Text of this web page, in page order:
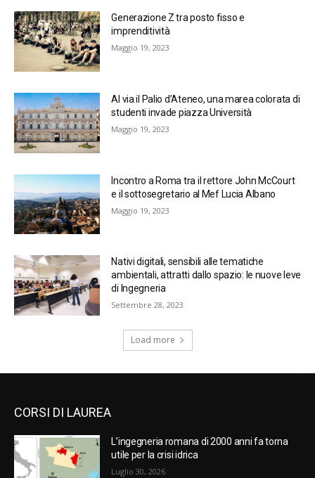
Generazione Z tra posto fisso e
imprenditività
Maggio 19, 2023
Al via il Palio d’Ateneo, una marea colorata di
studenti invade piazza Università
Maggio 19, 2023
Incontro a Roma tra il rettore John McCourt
e il sottosegretario al Mef Lucia Albano
Maggio 19, 2023
Nativi digitali, sensibili alle tematiche
ambientali, attratti dallo spazio: le nuove leve
di Ingegneria
Settembre 28, 2023
Load more
CORSI DI LAUREA
L’ingegneria romana di 2000 anni fa torna
utile per la crisi idrica
Luglio 30, 2026